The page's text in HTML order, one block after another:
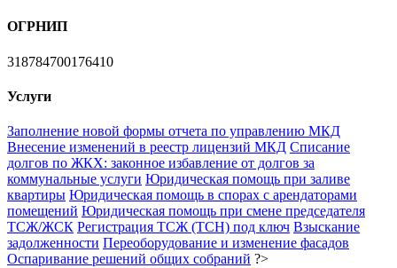
ОГРНИП
318784700176410
Услуги
Заполнение новой формы отчета по управлению МКД
Внесение изменений в реестр лицензий МКД Списание
долгов по ЖКХ: законное избавление от долгов за
коммунальные услуги Юридическая помощь при заливе
квартиры Юридическая помощь в спорах с арендаторами
помещений Юридическая помощь при смене председателя
ТСЖ/ЖСК Регистрация ТСЖ (ТСН) под ключ Взыскание
задолженности Переоборудование и изменение фасадов
Оспаривание решений общих собраний ?>